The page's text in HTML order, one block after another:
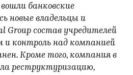
банковские
новые владельцы и
Group состав учредителей
и контроль над компанией
Кроме того, компания в
реструктуризацию,